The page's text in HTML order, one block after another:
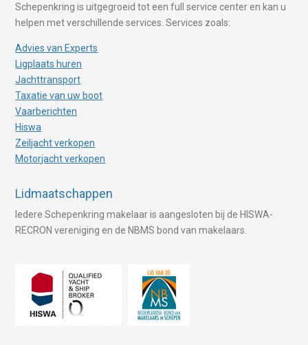
Schepenkring is uitgegroeid tot een full service center en kan u
helpen met verschillende services. Services zoals:
Advies van Experts
Ligplaats huren
Jachttransport
Taxatie van uw boot
Vaarberichten
Hiswa
Zeiljacht verkopen
Motorjacht verkopen
Lidmaatschappen
Iedere Schepenkring makelaar is aangesloten bij de HISWA-
RECRON vereniging en de NBMS bond van makelaars.